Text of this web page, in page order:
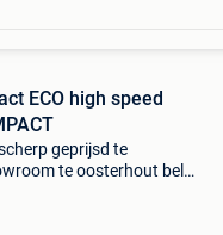
ECO high speed
geprijsd te
te oosterhout bel